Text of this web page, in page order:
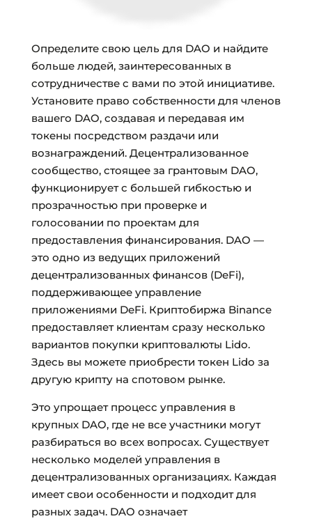
Определите свою цель для DAO и найдите
больше людей, заинтересованных в
сотрудничестве с вами по этой инициативе.
Установите право собственности для членов
вашего DAO, создавая и передавая им
токены посредством раздачи или
вознаграждений. Децентрализованное
сообщество, стоящее за грантовым DAO,
функционирует с большей гибкостью и
прозрачностью при проверке и
голосовании по проектам для
предоставления финансирования. DAO —
это одно из ведущих приложений
децентрализованных финансов (DeFi),
поддерживающее управление
приложениями DeFi. Криптобиржа Binance
предоставляет клиентам сразу несколько
вариантов покупки криптовалюты Lido.
Здесь вы можете приобрести токен Lido за
другую крипту на спотовом рынке.
Это упрощает процесс управления в
крупных DAO, где не все участники могут
разбираться во всех вопросах. Существует
несколько моделей управления в
децентрализованных организациях. Каждая
имеет свои особенности и подходит для
разных задач. DAO означает